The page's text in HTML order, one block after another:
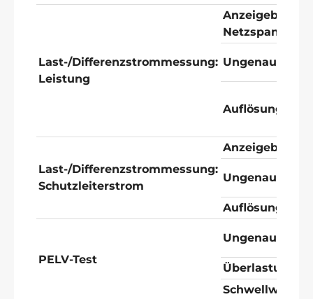
Last-/Differenzstrommessung:
Leistung
Netzspannung
Ungenauigkeit
Auflösung
Last-/Differenzstrommessung:
Schutzleiterstrom
Ungenauigkeit
Auflösung
PELV-Test
Ungenauigkeit
Schwellwert